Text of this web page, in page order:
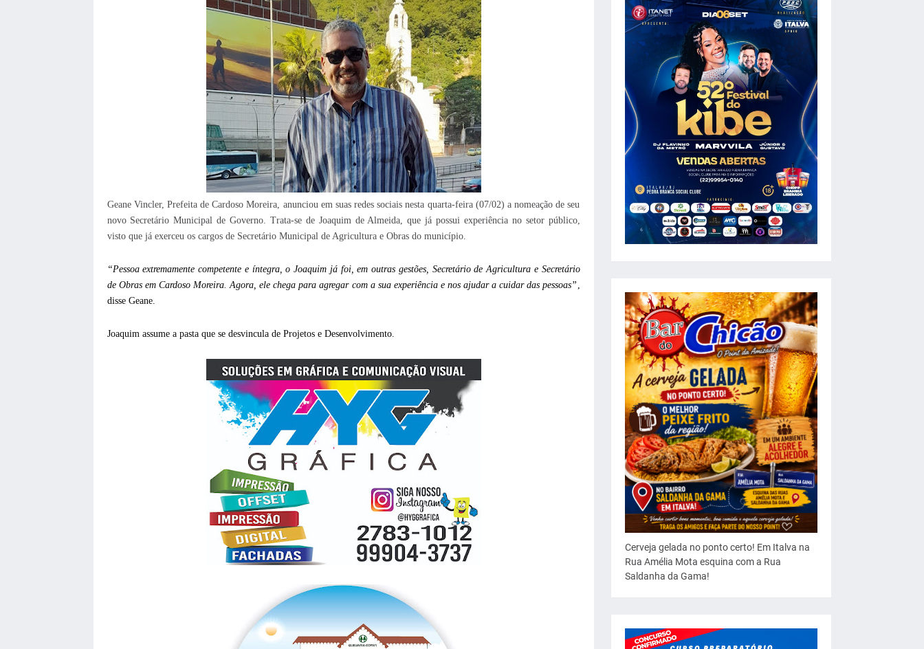
Geane Vincler, Prefeita de Cardoso Moreira, anunciou em suas redes sociais nesta quarta-feira (07/02) a nomeação de seu
novo Secretário Municipal de Governo. Trata-se de Joaquim de Almeida, que já possui experiência no setor público,
visto que já exerceu os cargos de Secretário Municipal de Agricultura e Obras do município.
“Pessoa extremamente competente e íntegra, o Joaquim já foi, em outras gestões, Secretário de Agricultura e Secretário
de Obras em Cardoso Moreira. Agora, ele chega para agregar com a sua experiência e nos ajudar a cuidar das pessoas”
disse Geane.
Joaquim assume a pasta que se desvincula de Projetos e Desenvolvimento.
Cerveja gelada no ponto certo! Em Italva na
Rua Amélia Mota esquina com a Rua
Saldanha da Gama!